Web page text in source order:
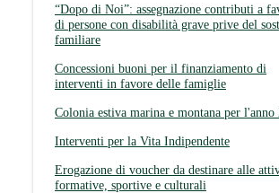
“Dopo di Noi”: assegnazione contributi a
di persone con disabilità grave prive del
familiare
Concessioni buoni per il finanziamento di
interventi in favore delle famiglie
Colonia estiva marina e montana per l'anno
Interventi per la Vita Indipendente
Erogazione di voucher da destinare alle
formative, sportive e culturali